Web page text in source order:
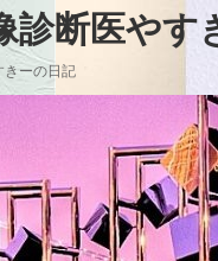
診断医や
きーの日記